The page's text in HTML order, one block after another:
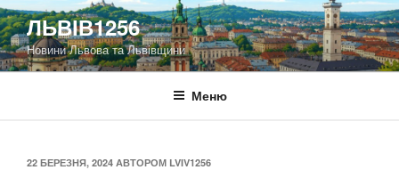
Перейти
до
вмісту
ЛЬВІВ1256
Новини Львова та Львівщини
Меню
ОПУБЛІКОВАНО
22 БЕРЕЗНЯ, 2024 АВТОРОМ LVIV1256